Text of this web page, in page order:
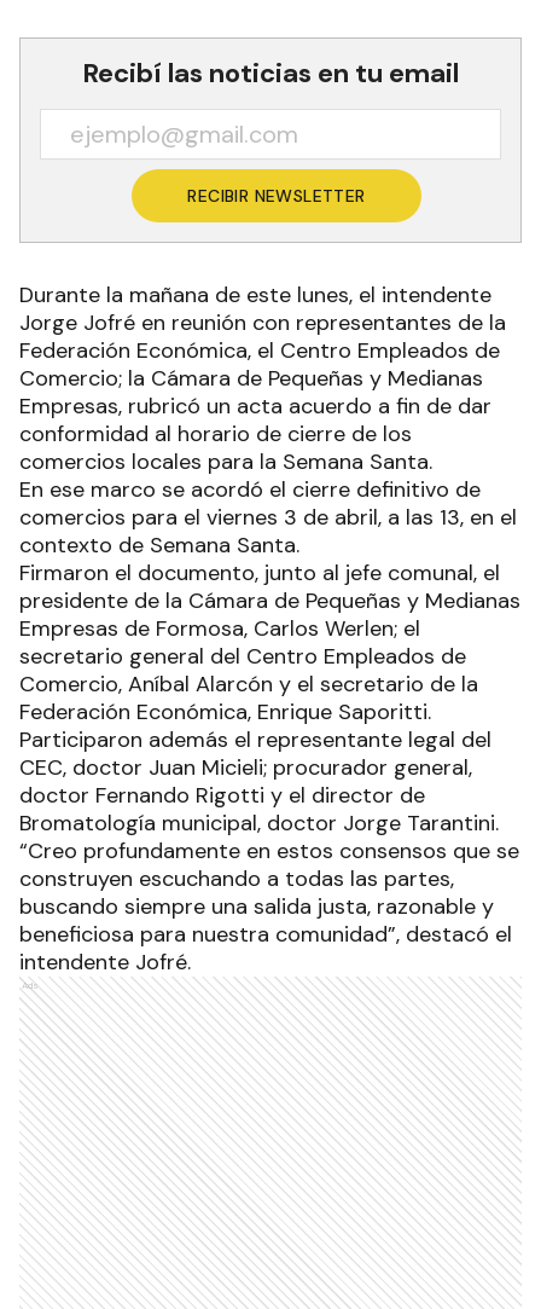
Recibí las noticias en tu email
RECIBIR NEWSLETTER
Durante la mañana de este lunes, el intendente
Jorge Jofré en reunión con representantes de la
Federación Económica, el Centro Empleados de
Comercio; la Cámara de Pequeñas y Medianas
Empresas, rubricó un acta acuerdo a fin de dar
conformidad al horario de cierre de los
comercios locales para la Semana Santa.
En ese marco se acordó el cierre definitivo de
comercios para el viernes 3 de abril, a las 13, en el
contexto de Semana Santa.
Firmaron el documento, junto al jefe comunal, el
presidente de la Cámara de Pequeñas y Medianas
Empresas de Formosa, Carlos Werlen; el
secretario general del Centro Empleados de
Comercio, Aníbal Alarcón y el secretario de la
Federación Económica, Enrique Saporitti.
Participaron además el representante legal del
CEC, doctor Juan Micieli; procurador general,
doctor Fernando Rigotti y el director de
Bromatología municipal, doctor Jorge Tarantini.
“Creo profundamente en estos consensos que se
construyen escuchando a todas las partes,
buscando siempre una salida justa, razonable y
beneficiosa para nuestra comunidad”, destacó el
intendente Jofré.
Ads